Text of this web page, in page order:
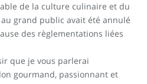
de la culture culinaire et du
grand public avait été annulé
des règlementations liées
que je vous parlerai
gourmand, passionnant et